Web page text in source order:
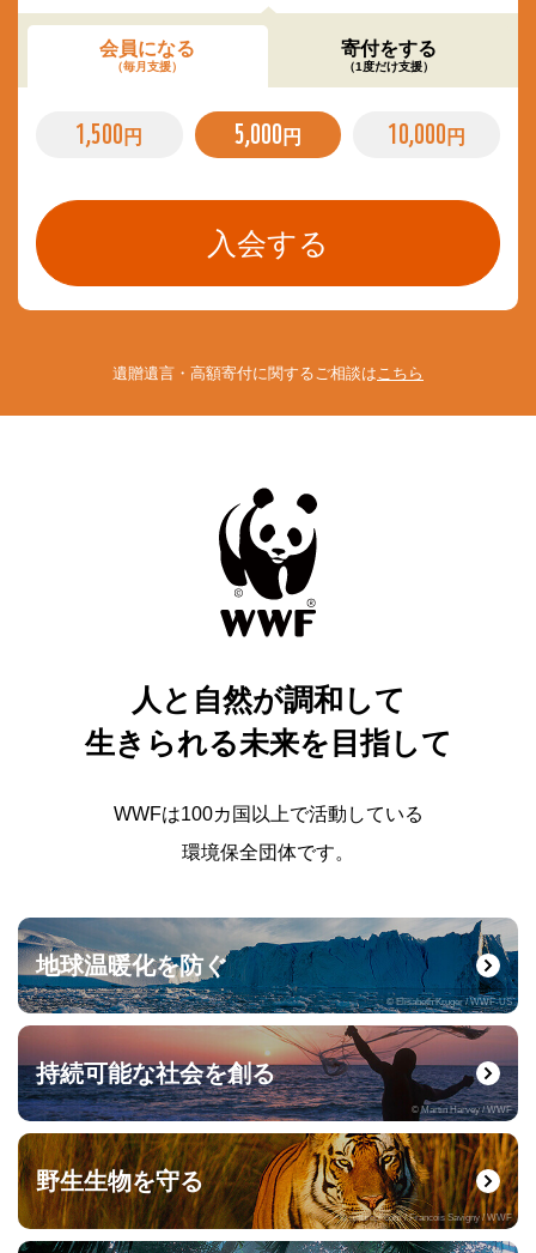
会員になる
（毎月支援）
寄付をする
（1度だけ支援）
1,500 円 5,000 円 10,000 円
遺贈遺言・高額寄付に関するご相談は こちら
人と自然が調和して
生きられる未来を目指して
WWFは100カ国以上で活動している
環境保全団体です。
地球温暖化を防ぐ
© Elisabeth Kruger / WWF-US
持続可能な社会を創る
© Martin Harvey / WWF
野生生物を守る
© naturepl.com / Francois Savigny / WWF